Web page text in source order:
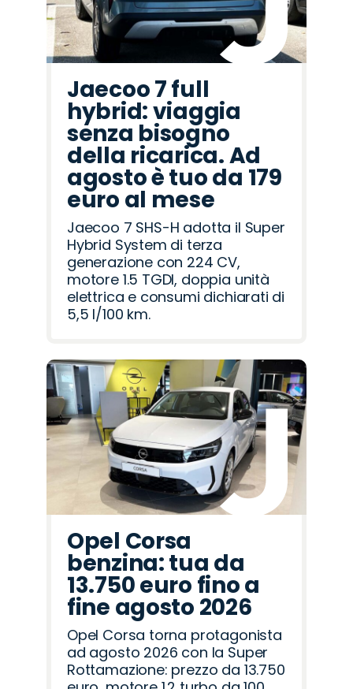
Jaecoo 7 full
hybrid: viaggia
senza bisogno
della ricarica. Ad
agosto è tuo da 179
euro al mese
Jaecoo 7 SHS-H adotta il Super
Hybrid System di terza
generazione con 224 CV,
motore 1.5 TGDI, doppia unità
elettrica e consumi dichiarati di
5,5 l/100 km.
Opel Corsa
benzina: tua da
13.750 euro fino a
fine agosto 2026
Opel Corsa torna protagonista
ad agosto 2026 con la Super
Rottamazione: prezzo da 13.750